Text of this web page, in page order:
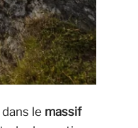
le massif